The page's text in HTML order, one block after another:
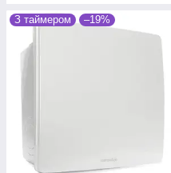
З таймером –19%